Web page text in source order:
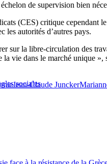
de supervision bien
(CES) critique cependant
les autorités d’autres pays.
sur la libre-circulation des
la vie dans le marché unique »,
sociales
Jean-Claude Juncker